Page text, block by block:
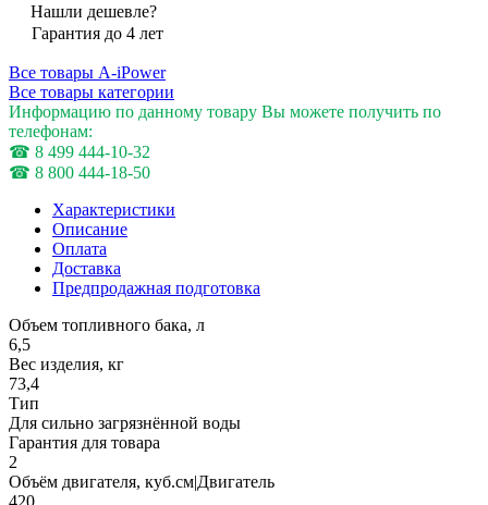
Нашли дешевле?
Гарантия до 4 лет
Все товары A-iPower
Все товары категории
Информацию по данному товару Вы можете получить по
телефонам:
☎ 8 499 444-10-32
☎ 8 800 444-18-50
Характеристики
Описание
Оплата
Доставка
Предпродажная подготовка
Объем топливного бака, л
6,5
Вес изделия, кг
73,4
Тип
Для сильно загрязнённой воды
Гарантия для товара
2
Объём двигателя, куб.см|Двигатель
420